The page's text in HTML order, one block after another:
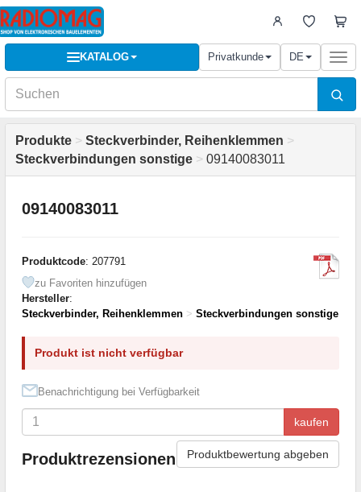
KATALOG Privatkunde DE
Produkte > Steckverbinder, Reihenklemmen >
Steckverbindungen sonstige > 09140083011
09140083011
Produktcode: 207791
zu Favoriten hinzufügen
Hersteller:
Steckverbinder, Reihenklemmen > Steckverbindungen sonstige
Produkt ist nicht verfügbar
Benachrichtigung bei Verfügbarkeit
kaufen
Produktrezensionen Produktbewertung abgeben